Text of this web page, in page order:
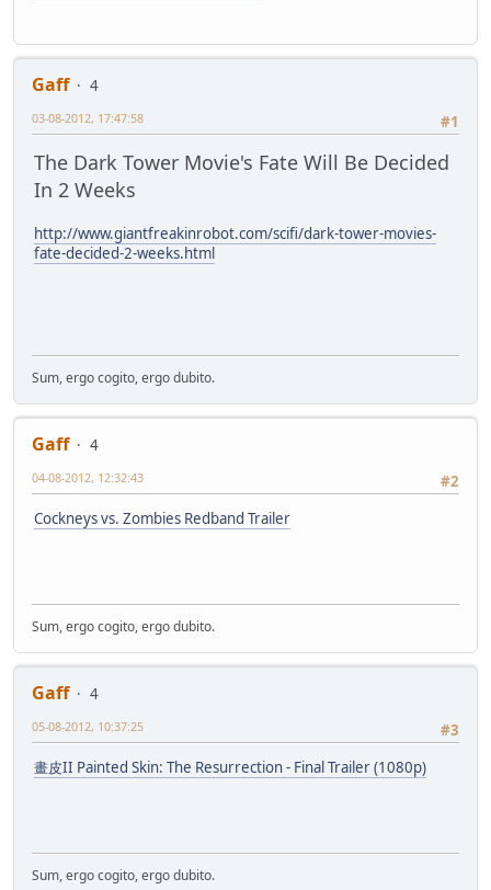
Gaff
4
#1
03-08-2012, 17:47:58
The Dark Tower Movie's Fate Will Be Decided
In 2 Weeks
http://www.giantfreakinrobot.com/scifi/dark-tower-movies-
fate-decided-2-weeks.html
Sum, ergo cogito, ergo dubito.
Gaff
4
#2
04-08-2012, 12:32:43
Cockneys vs. Zombies Redband Trailer
Sum, ergo cogito, ergo dubito.
Gaff
4
#3
05-08-2012, 10:37:25
畫皮II Painted Skin: The Resurrection - Final Trailer (1080p)
Sum, ergo cogito, ergo dubito.